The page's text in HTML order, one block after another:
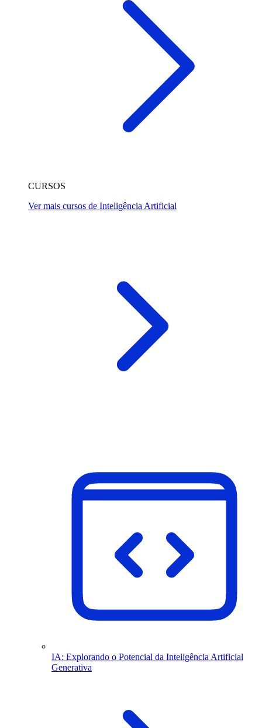
CURSOS
Ver mais cursos de Inteligência Artificial
IA: Explorando o Potencial da Inteligência Artificial
Generativa